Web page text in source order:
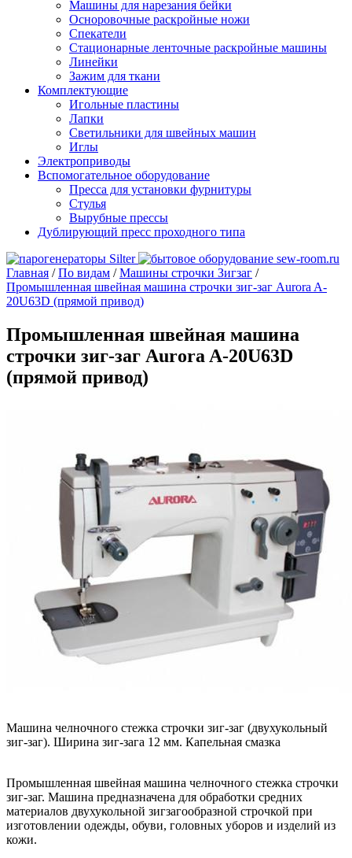
Машины для нарезания бейки
Осноровочные раскройные ножи
Спекатели
Стационарные ленточные раскройные машины
Линейки
Зажим для ткани
Комплектующие
Игольные пластины
Лапки
Светильники для швейных машин
Иглы
Электроприводы
Вспомогательное оборудование
Пресса для установки фурнитуры
Стулья
Вырубные прессы
Дублирующий пресс проходного типа
Главная /По видам /Машины строчки Зигзаг /
Промышленная швейная машина строчки зиг-заг Aurora A-
20U63D (прямой привод)
Промышленная швейная машина
строчки зиг-заг Aurora A-20U63D
(прямой привод)
Машина челночного стежка строчки зиг-заг (двухукольный
зиг-заг). Ширина зиг-зага 12 мм. Капельная смазка
Промышленная швейная машина челночного стежка строчки
зиг-заг. Машина предназначена для обработки средних
материалов двухукольной зигзагообразной строчкой при
изготовлении одежды, обуви, головных уборов и изделий из
кожи.